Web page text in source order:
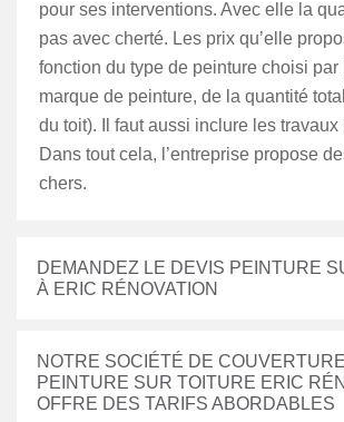
pour ses interventions. Avec elle la
pas avec cherté. Les prix qu’elle
fonction du type de peinture choisi par
marque de peinture, de la quantité
du toit). Il faut aussi inclure les travaux
Dans tout cela, l’entreprise propose
chers.
DEMANDEZ LE DEVIS PEINTURE
À ERIC RÉNOVATION
NOTRE SOCIÉTÉ DE
PEINTURE SUR TOITURE ERIC
OFFRE DES TARIFS ABORDABLES